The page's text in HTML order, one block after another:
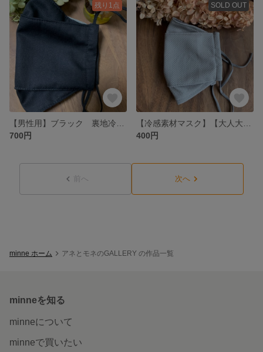
残り1点
700円
SOLD OUT
400円
前へ 次へ
minne ホーム アネとモネのGALLERY の作品一覧
minneを知る
minneについて
minneで買いたい